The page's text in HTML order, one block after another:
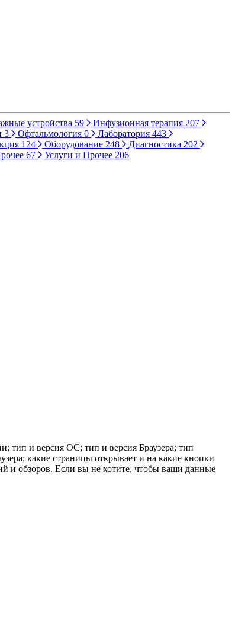
устройства 59 Инфузионная терапия 207
3 Офтальмология 0 Лаборатория 443
124 Оборудование 248 Диагностика 202
67 Услуги и Прочее 206
тип и версия ОС; тип и версия Браузера; тип
какие страницы открывает и на какие кнопки
и обзоров. Если вы не хотите, чтобы ваши данные